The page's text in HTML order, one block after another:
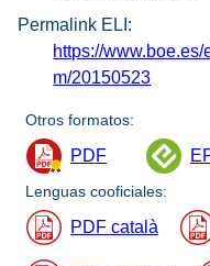
Permalink ELI:
https://
m/20150523
Otros formatos:
PDF
Lenguas cooficiales:
PDF català